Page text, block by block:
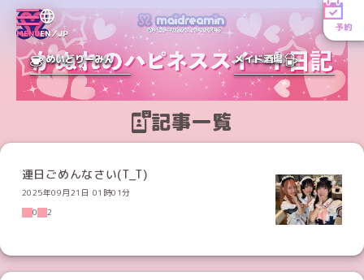
MENUEN／JP
予約
めいどりーみん メイド酒場
記事一覧
連日ごめんなさい(T_T)
2025年09月21日 01時01分
0
2